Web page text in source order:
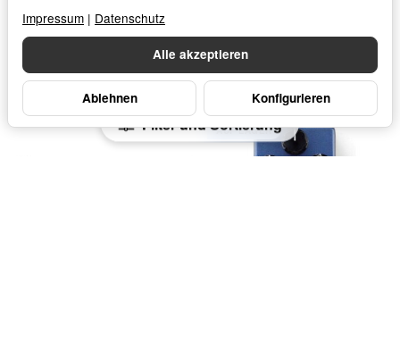
Filter und Sortierung
AUF LAGER
Alle akzeptieren
Ablehnen Konfigurieren
Impressum | Datenschutz